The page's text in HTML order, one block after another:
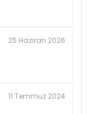
25 Haziran 2026
11 Temmuz 2024